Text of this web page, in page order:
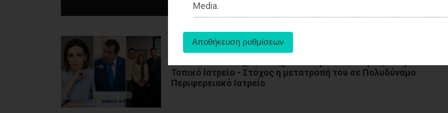
Media.
Δυτική Αττική - ΑΥΤΟΔΙΟΙΚΗΣΗ
Dimotisnews - 23/04/2026
Τοπικό Ιατρείο - Στόχος η μετατροπή του σε Πολυδύναμο
Περιφερειακό Ιατρείο